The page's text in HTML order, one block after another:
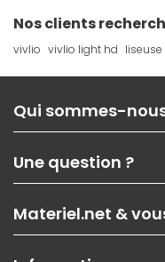
Nos clients
vivlio vivlio light hd liseuse
Qui sommes-
Nos services
Les magasins
Nos solutions pour les
Contactez-nous
Une question ?
Paiement, livraison
Garanties,Pack Zen
SAV, demander un retour
Materiel.net &